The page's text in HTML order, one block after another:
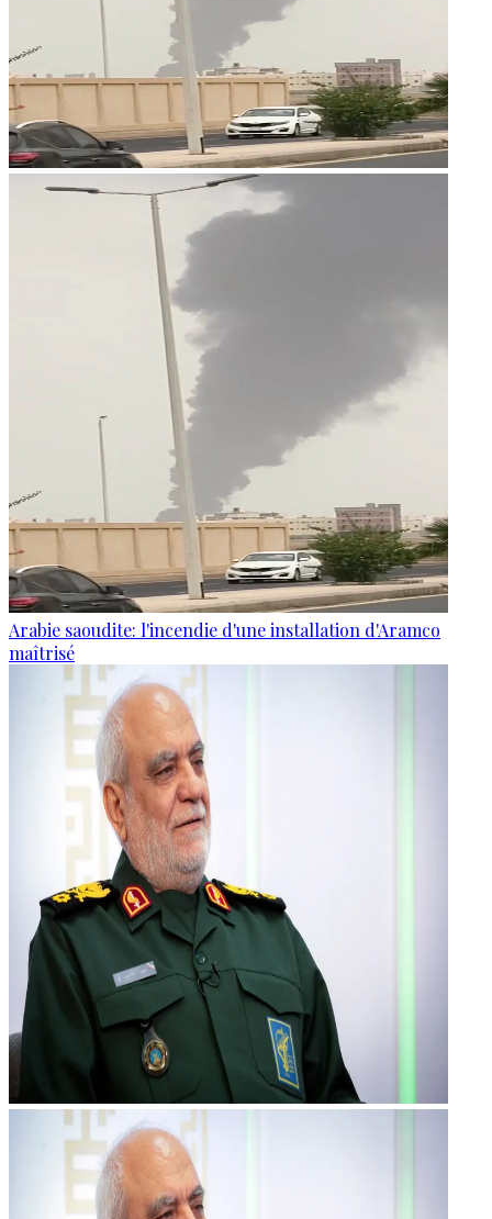
Arabie saoudite: l'incendie d'une installation d'Aramco
maîtrisé